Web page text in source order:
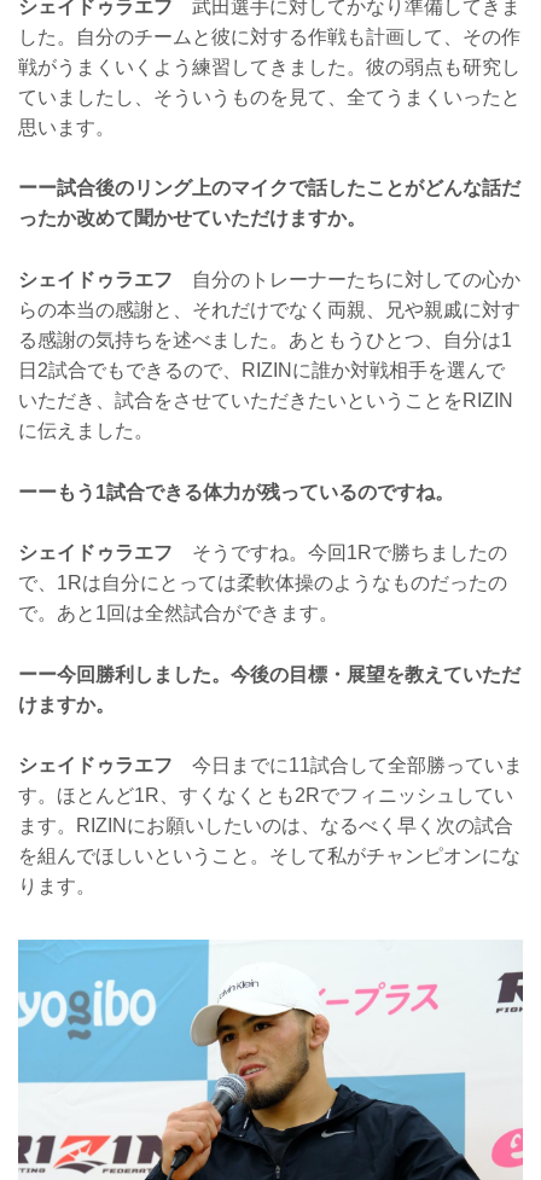
シェイドゥラエフ 武田選手に対してかなり準備してきま
した。自分のチームと彼に対する作戦も計画して、その作
戦がうまくいくよう練習してきました。彼の弱点も研究し
ていましたし、そういうものを見て、全てうまくいったと
思います。
ーー試合後のリング上のマイクで話したことがどんな話だ
ったか改めて聞かせていただけますか。
シェイドゥラエフ 自分のトレーナーたちに対しての心か
らの本当の感謝と、それだけでなく両親、兄や親戚に対す
る感謝の気持ちを述べました。あともうひとつ、自分は1
日2試合でもできるので、RIZINに誰か対戦相手を選んで
いただき、試合をさせていただきたいということをRIZIN
に伝えました。
ーーもう1試合できる体力が残っているのですね。
シェイドゥラエフ そうですね。今回1Rで勝ちましたの
で、1Rは自分にとっては柔軟体操のようなものだったの
で。あと1回は全然試合ができます。
ーー今回勝利しました。今後の目標・展望を教えていただ
けますか。
シェイドゥラエフ 今日までに11試合して全部勝っていま
す。ほとんど1R、すくなくとも2Rでフィニッシュしてい
ます。RIZINにお願いしたいのは、なるべく早く次の試合
を組んでほしいということ。そして私がチャンピオンにな
ります。